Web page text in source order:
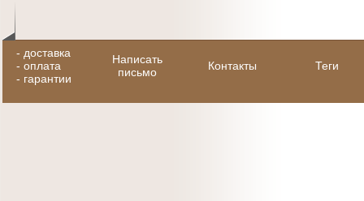
- доставка
- оплата
- гарантии
Написать
письмо
Контакты Теги